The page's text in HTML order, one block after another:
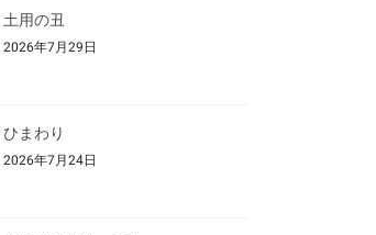
土用の丑
2026年7月29日
ひまわり
2026年7月24日